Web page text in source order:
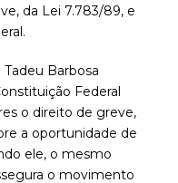
da Lei 7.783/89, e
Barbosa
Federal
o direito de greve,
a oportunidade de
ele, o mesmo
o movimento